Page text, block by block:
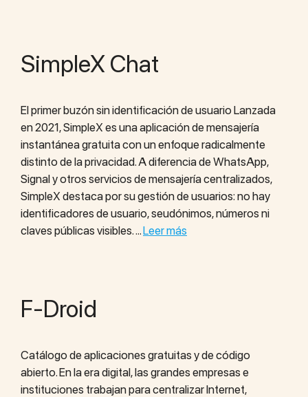
SimpleX Chat
El primer buzón sin identificación de usuario Lanzada
en 2021, SimpleX es una aplicación de mensajería
instantánea gratuita con un enfoque radicalmente
distinto de la privacidad. A diferencia de WhatsApp,
Signal y otros servicios de mensajería centralizados,
SimpleX destaca por su gestión de usuarios: no hay
identificadores de usuario, seudónimos, números ni
claves públicas visibles. …Leer más
F-Droid
Catálogo de aplicaciones gratuitas y de código
abierto. En la era digital, las grandes empresas e
instituciones trabajan para centralizar Internet,